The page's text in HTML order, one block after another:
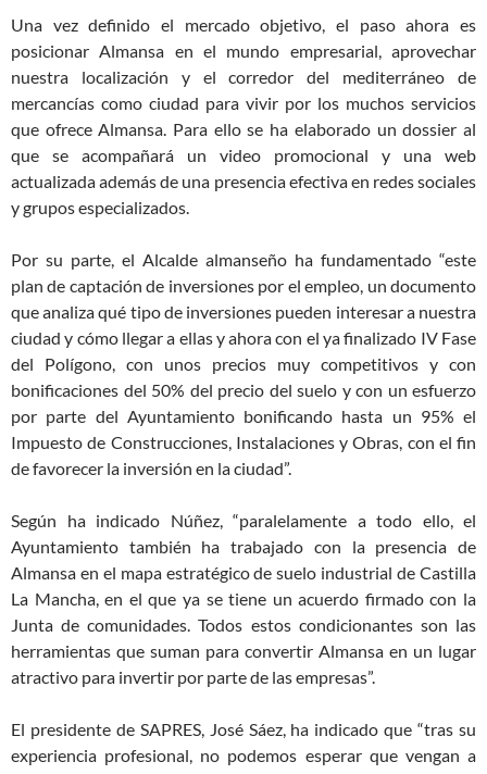
Una vez definido el mercado objetivo, el paso ahora es
posicionar Almansa en el mundo empresarial, aprovechar
nuestra localización y el corredor del mediterráneo de
mercancías como ciudad para vivir por los muchos servicios
que ofrece Almansa. Para ello se ha elaborado un dossier al
que se acompañará un video promocional y una web
actualizada además de una presencia efectiva en redes sociales
y grupos especializados.
Por su parte, el Alcalde almanseño ha fundamentado “este
plan de captación de inversiones por el empleo, un documento
que analiza qué tipo de inversiones pueden interesar a nuestra
ciudad y cómo llegar a ellas y ahora con el ya finalizado IV Fase
del Polígono, con unos precios muy competitivos y con
bonificaciones del 50% del precio del suelo y con un esfuerzo
por parte del Ayuntamiento bonificando hasta un 95% el
Impuesto de Construcciones, Instalaciones y Obras, con el fin
de favorecer la inversión en la ciudad”.
Según ha indicado Núñez, “paralelamente a todo ello, el
Ayuntamiento también ha trabajado con la presencia de
Almansa en el mapa estratégico de suelo industrial de Castilla
La Mancha, en el que ya se tiene un acuerdo firmado con la
Junta de comunidades. Todos estos condicionantes son las
herramientas que suman para convertir Almansa en un lugar
atractivo para invertir por parte de las empresas”.
El presidente de SAPRES, José Sáez, ha indicado que “tras su
experiencia profesional, no podemos esperar que vengan a